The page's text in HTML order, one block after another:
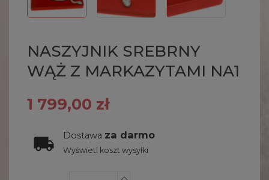
NASZYJNIK SREBRNY
WĄŻ Z MARKAZYTAMI NA1
1 799,00 zł
Dostawa za darmo
Wyświetl koszt wysyłki